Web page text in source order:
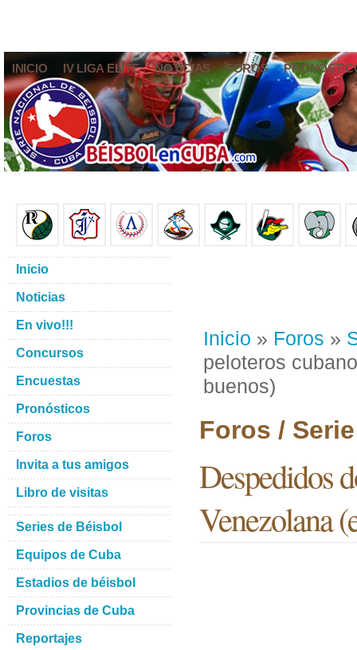
INICIO IV LIGA ELITE NOTICIAS FOROS
Inicio » Foros »
peloteros
buenos)
Foros /
Despedidos
Venezolana
Inicio
Noticias
En vivo!!!
Concursos
Encuestas
Pronósticos
Foros
Invita a tus amigos
Libro de visitas
Series de Béisbol
Equipos de Cuba
Estadios de béisbol
Provincias de Cuba
Reportajes